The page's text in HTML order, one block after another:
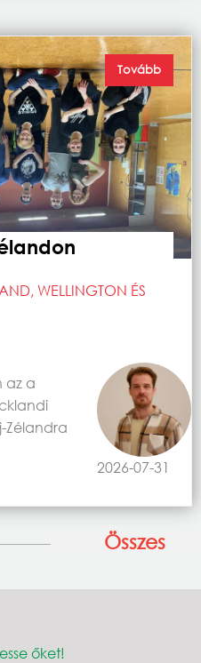
WELLINGTON ÉS
2026-07-31
az a
Zélandra
Tovább
Összes
őket!